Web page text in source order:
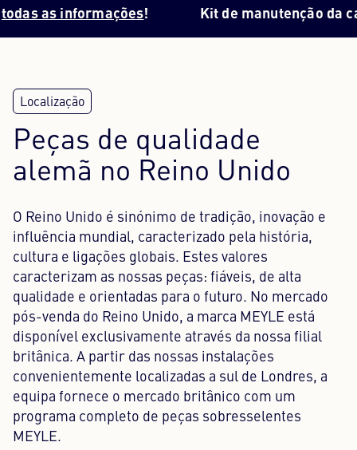
Carreira
as informações! Kit de manutenção da
Peças de qualidade
alemã no Reino Unido
O Reino Unido é sinónimo de tradição, inovação e
influência mundial, caracterizado pela história,
cultura e ligações globais. Estes valores
caracterizam as nossas peças: fiáveis, de alta
qualidade e orientadas para o futuro. No mercado
pós-venda do Reino Unido, a marca MEYLE está
disponível exclusivamente através da nossa filial
britânica. A partir das nossas instalações
convenientemente localizadas a sul de Londres, a
equipa fornece o mercado britânico com um
programa completo de peças sobresselentes
MEYLE.